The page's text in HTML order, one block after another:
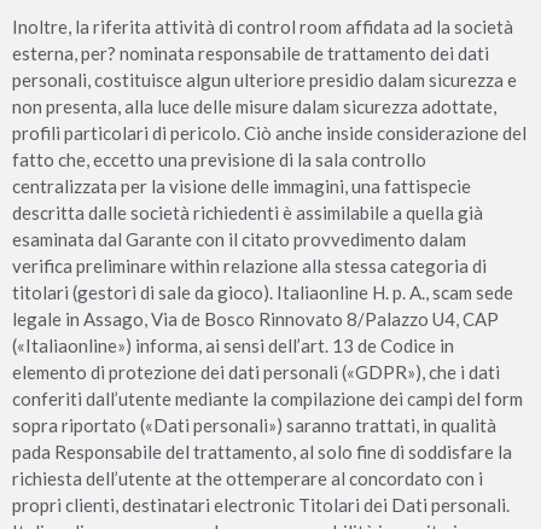
Inoltre, la riferita attività di control room affidata ad la società
esterna, per? nominata responsabile de trattamento dei dati
personali, costituisce algun ulteriore presidio dalam sicurezza e
non presenta, alla luce delle misure dalam sicurezza adottate,
profili particolari di pericolo. Ciò anche inside considerazione del
fatto che, eccetto una previsione di la sala controllo
centralizzata per la visione delle immagini, una fattispecie
descritta dalle società richiedenti è assimilabile a quella già
esaminata dal Garante con il citato provvedimento dalam
verifica preliminare within relazione alla stessa categoria di
titolari (gestori di sale da gioco). Italiaonline H. p. A., scam sede
legale in Assago, Via de Bosco Rinnovato 8/Palazzo U4, CAP
(«Italiaonline») informa, ai sensi dell’art. 13 de Codice in
elemento di protezione dei dati personali («GDPR»), che i dati
conferiti dall’utente mediante la compilazione dei campi del form
sopra riportato («Dati personali») saranno trattati, in qualità
pada Responsabile del trattamento, al solo fine di soddisfare la
richiesta dell’utente at the ottemperare al concordato con i
propri clienti, destinatari electronic Titolari dei Dati personali.